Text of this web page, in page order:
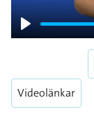
Play
Videolänkar